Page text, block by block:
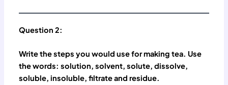
Question 2:
Write the steps you would use for making tea. Use
the words: solution, solvent, solute, dissolve,
soluble, insoluble, filtrate and residue.